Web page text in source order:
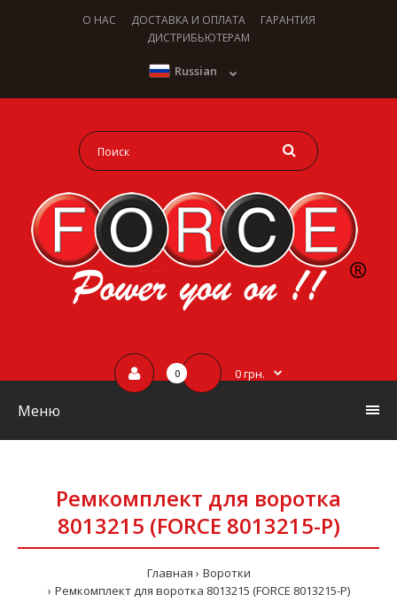
О НАС ДОСТАВКА И ОПЛАТА
ГАРАНТИЯ
ДИСТРИБЬЮТЕРАМ
Russian
0 0 грн.
Меню
Ремкомплект для воротка
8013215 (FORCE 8013215-P)
Главная
Воротки
Ремкомплект для воротка 8013215 (FORCE 8013215-P)